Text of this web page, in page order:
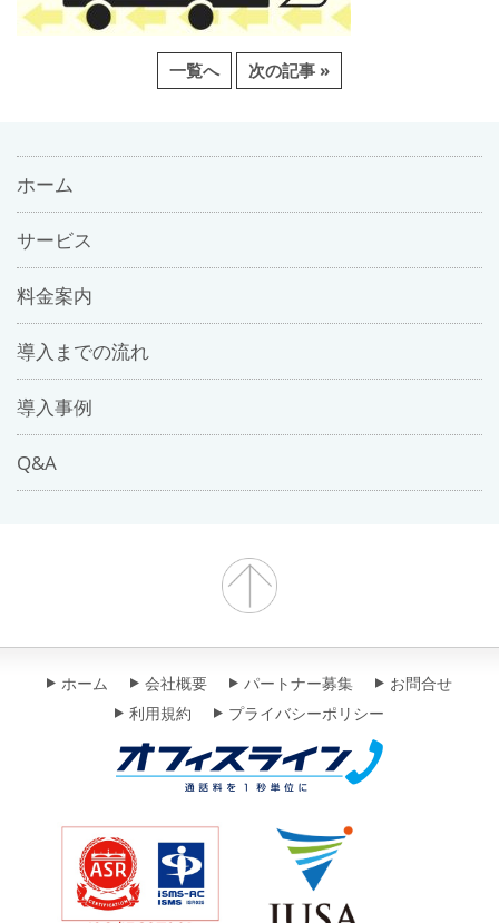
一覧へ 次の記事 »
ホーム
サービス
料金案内
導入までの流れ
導入事例
Q&A
ホーム 会社概要 パートナー募集
お問合せ
利用規約
プライバシーポリシー